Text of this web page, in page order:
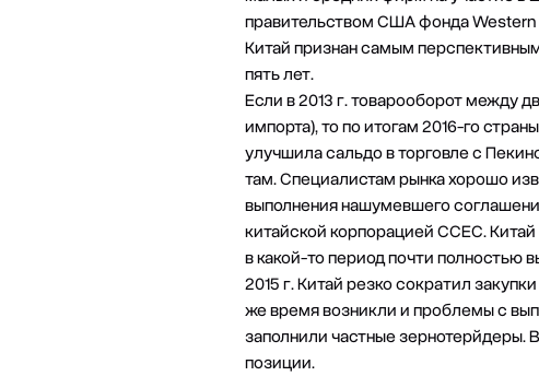
правительством США фонда Western
Китай признан самым
пять лет.
Если в 2013 г. товарооборот между
импорта), то по итогам 2016-го
улучшила сальдо в торговле с
там. Специалистам рынка хорошо
выполнения нашумевшего
китайской корпорацией ССЕС. Китай
в какой-то период почти полностью
2015 г. Китай резко сократил
же время возникли и проблемы с
заполнили частные зернотерйдеры.
позиции.